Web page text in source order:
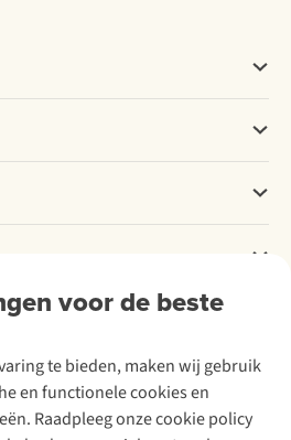
voor de beste
te bieden, maken wij gebruik
en functionele cookies en
Raadpleeg onze cookie policy